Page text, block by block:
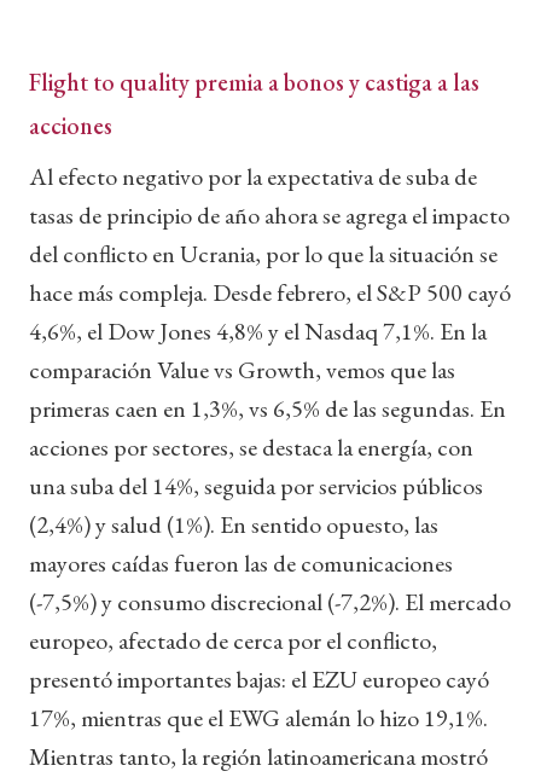
Flight to quality premia a bonos y castiga a las
acciones
Al efecto negativo por la expectativa de suba de
tasas de principio de año ahora se agrega el impacto
del conflicto en Ucrania, por lo que la situación se
hace más compleja. Desde febrero, el S&P 500 cayó
4,6%, el Dow Jones 4,8% y el Nasdaq 7,1%. En la
comparación Value vs Growth, vemos que las
primeras caen en 1,3%, vs 6,5% de las segundas. En
acciones por sectores, se destaca la energía, con
una suba del 14%, seguida por servicios públicos
(2,4%) y salud (1%). En sentido opuesto, las
mayores caídas fueron las de comunicaciones
(-7,5%) y consumo discrecional (-7,2%). El mercado
europeo, afectado de cerca por el conflicto,
presentó importantes bajas: el EZU europeo cayó
17%, mientras que el EWG alemán lo hizo 19,1%.
Mientras tanto, la región latinoamericana mostró